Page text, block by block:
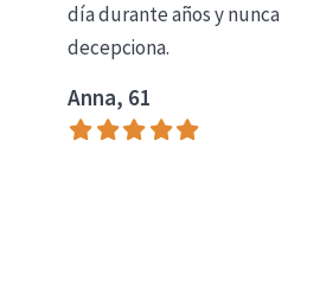
día durante años y nunca
decepciona.
Anna, 61